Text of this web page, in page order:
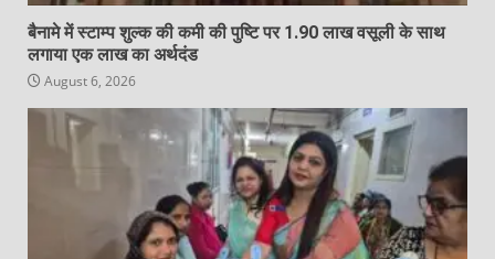
बैनामे में स्टाम्प शुल्क की कमी की पुष्टि पर 1.90 लाख वसूली के साथ
लगाया एक लाख का अर्थदंड
August 6, 2026